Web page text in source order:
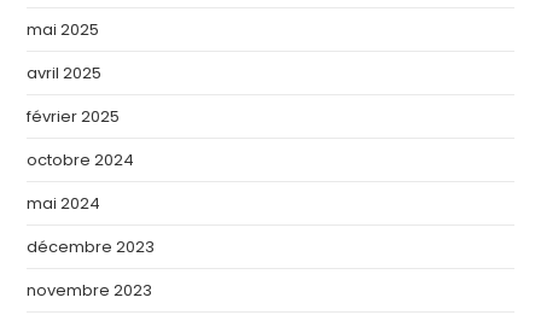
mai 2025
avril 2025
février 2025
octobre 2024
mai 2024
décembre 2023
novembre 2023